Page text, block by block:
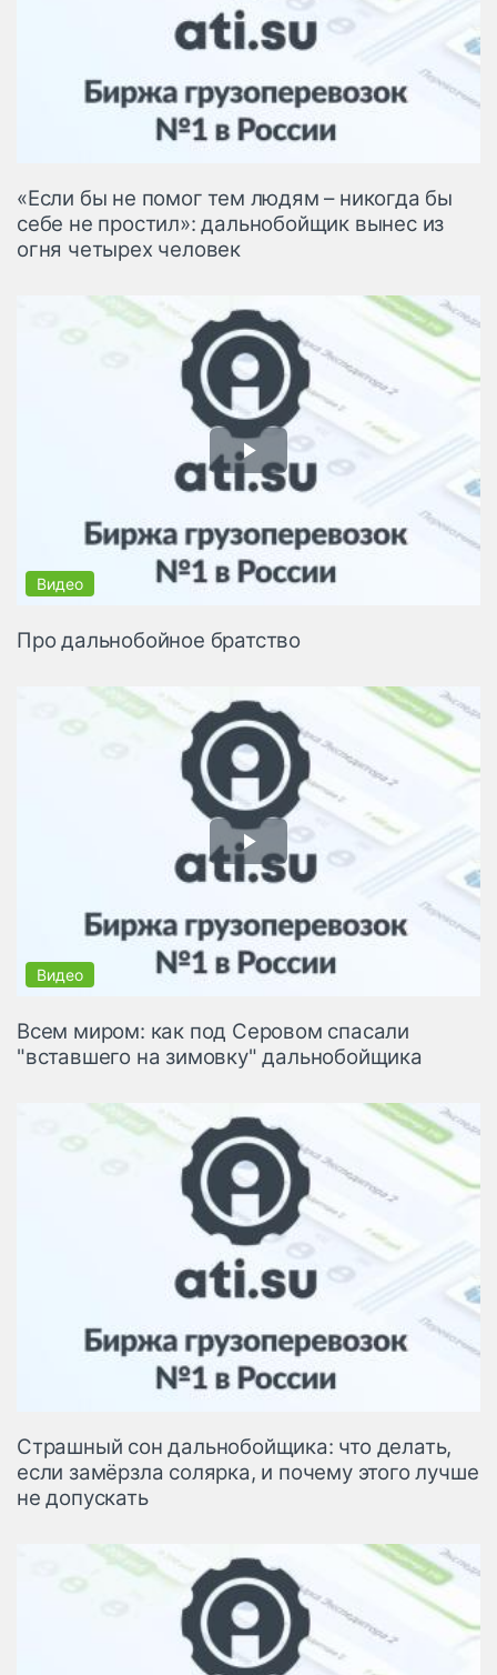
«Если бы не помог тем людям – никогда бы
себе не простил»: дальнобойщик вынес из
огня четырех человек
Про дальнобойное братство
Всем миром: как под Серовом спасали
"вставшего на зимовку" дальнобойщика
Страшный сон дальнобойщика: что делать,
если замёрзла солярка, и почему этого лучше
не допускать